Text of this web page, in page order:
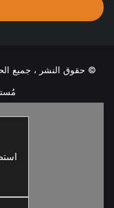
© حقوق النشر ، جميع